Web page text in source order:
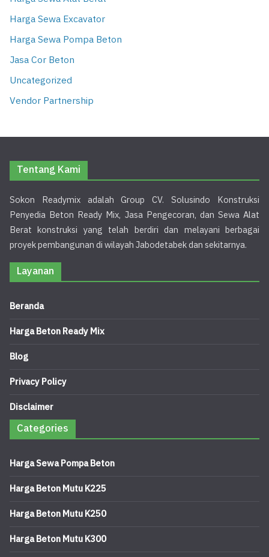
Harga Sewa Excavator
Harga Sewa Pompa Beton
Jasa Cor Beton
Uncategorized
Vendor Partnership
Tentang Kami
Sokon Readymix adalah Group CV. Solusindo Konstruksi
Penyedia Beton Ready Mix, Jasa Pengecoran, dan Sewa Alat
Berat konstruksi yang telah berdiri dan melayani berbagai
proyek pembangunan di wilayah Jabodetabek dan sekitarnya.
Layanan
Beranda
Harga Beton Ready Mix
Blog
Privacy Policy
Disclaimer
Categories
Harga Sewa Pompa Beton
Harga Beton Mutu K225
Harga Beton Mutu K250
Harga Beton Mutu K300